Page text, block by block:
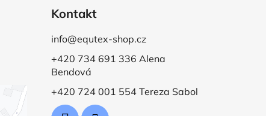
Kontakt
info@equtex-shop.cz
+420 734 691 336 Alena
Bendová
+420 724 001 554 Tereza Sabol